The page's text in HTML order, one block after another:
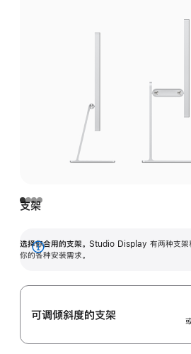
支架
选择你合用的支架。 Studio Display 有两种支架
你的各种安装需求。
展
可调倾斜度的支架